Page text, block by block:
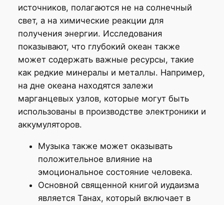
источников, полагаются не на солнечный
свет, а на химические реакции для
получения энергии. Исследования
показывают, что глубокий океан также
может содержать важные ресурсы, такие
как редкие минералы и металлы. Например,
на дне океана находятся залежи
марганцевых узлов, которые могут быть
использованы в производстве электроники и
аккумуляторов.
Музыка также может оказывать
положительное влияние на
эмоциональное состояние человека.
Основной священной книгой иудаизма
является Танах, который включает в